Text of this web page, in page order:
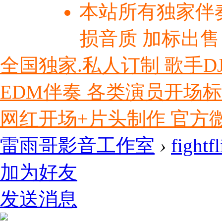
本站所有独家伴
损音质 加标出
全国独家.私人订制 歌手
EDM伴奏 各类演员开场
网红开场+片头制作 官方
雷雨哥影音工作室 ›
加为好友
发送消息